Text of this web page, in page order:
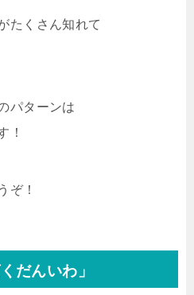
たくさん知れて
パターンは
！
ぞ！
だんいわ」